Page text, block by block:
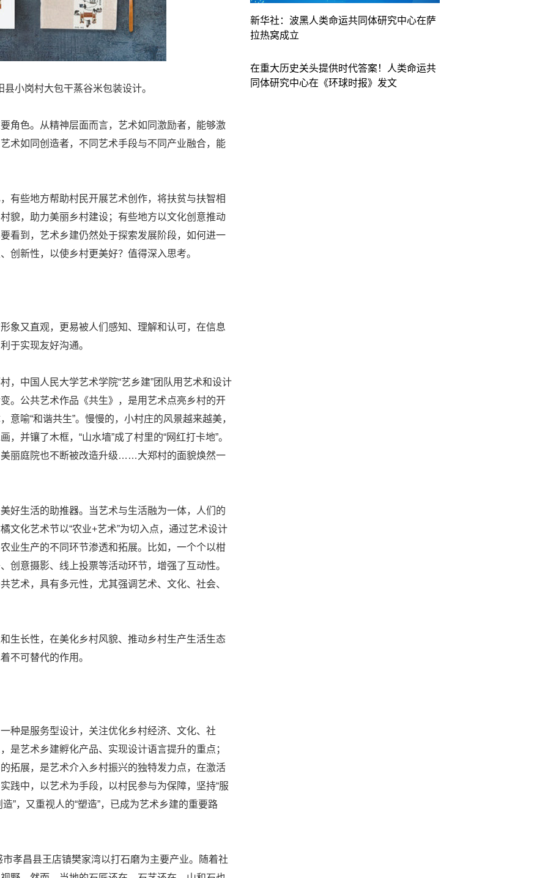
岗村大包干蒸谷米包装设计。
角色。从精神层面而言，艺术如同激励者，能够激
术如同创造者，不同艺术手段与不同产业融合，能
有些地方帮助村民开展艺术创作，将扶贫与扶智相
貌，助力美丽乡村建设；有些地方以文化创意推动
到，艺术乡建仍然处于探索发展阶段，如何进一
创新性，以使乡村更美好？值得深入思考。
象又直观，更易被人们感知、理解和认可，在信息
于实现友好沟通。
，中国人民大学艺术学院“艺乡建”团队用艺术和设计
。公共艺术作品《共生》，是用艺术点亮乡村的开
意喻“和谐共生”。慢慢的，小村庄的风景越来越美，
并镶了木框，“山水墙”成了村里的“网红打卡地”。
丽庭院也不断被改造升级……大郑村的面貌焕然一
好生活的助推器。当艺术与生活融为一体，人们的
文化艺术节以“农业+艺术”为切入点，通过艺术设计
业生产的不同环节渗透和拓展。比如，一个个以柑
创意摄影、线上投票等活动环节，增强了互动性。
艺术，具有多元性，尤其强调艺术、文化、社会、
生长性，在美化乡村风貌、推动乡村生产生活生态
不可替代的作用。
种是服务型设计，关注优化乡村经济、文化、社
是艺术乡建孵化产品、实现设计语言提升的重点；
拓展，是艺术介入乡村振兴的独特发力点，在激活
践中，以艺术为手段，以村民参与为保障，坚持“服
”，又重视人的“塑造”，已成为艺术乡建的重要路
孝昌县王店镇樊家湾以打石磨为主要产业。随着社
新华社：波黑人类命运共同体研究中心在萨
拉热窝成立
在重大历史关头提供时代答案！人类命运共
同体研究中心在《环球时报》发文